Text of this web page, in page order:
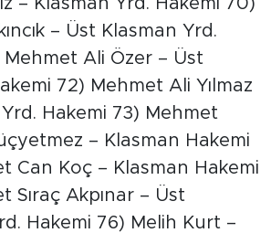
– Üst Klasman Yrd.
Mehmet Ali Özer – Üst
72) Mehmet Ali Yılmaz
Hakemi 73) Mehmet
– Klasman Hakemi
Can Koç – Klasman Hakemi
Sıraç Akpınar – Üst
Hakemi 76) Melih Kurt –